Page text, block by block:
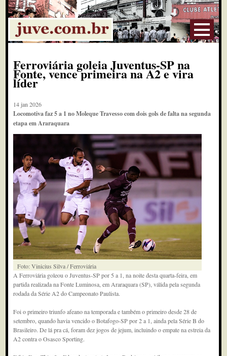
Ferroviária goleia Juventus-SP na
Fonte, vence primeira na A2 e vira
líder
14 jan 2026
Locomotiva faz 5 a 1 no Moleque Travesso com dois gols de falta na segunda
etapa em Araraquara
Foto: Vinicius Silva / Ferroviária
A Ferroviária goleou o Juventus-SP por 5 a 1, na noite desta quarta-feira, em
partida realizada na Fonte Luminosa, em Araraquara (SP), válida pela segunda
rodada da Série A2 do Campeonato Paulista.
Foi o primeiro triunfo afeano na temporada e também o primeiro desde 28 de
setembro, quando havia vencido o Botafogo-SP por 2 a 1, ainda pela Série B do
Brasileiro. De lá pra cá, foram dez jogos de jejum, incluindo o empate na estreia da
A2 contra o Osasco Sporting.